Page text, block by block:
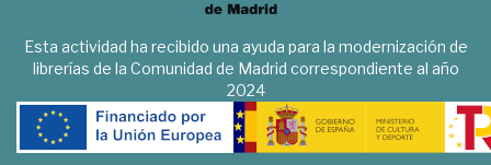
Esta actividad ha recibido una ayuda para la modernización de
librerías de la Comunidad de Madrid correspondiente al año
2024